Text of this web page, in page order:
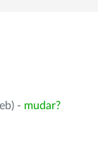
- mudar?